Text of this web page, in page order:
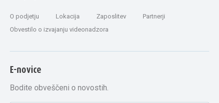
O podjetju Lokacija Zaposlitev
Partnerji
Obvestilo o izvajanju videonadzora
E-novice
Bodite obveščeni o novostih.